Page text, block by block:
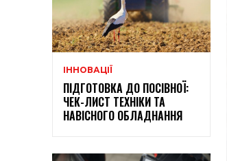
ІННОВАЦІЇ
ПІДГОТОВКА ДО ПОСІВНОЇ:
ЧЕК-ЛИСТ ТЕХНІКИ ТА
НАВІСНОГО ОБЛАДНАННЯ